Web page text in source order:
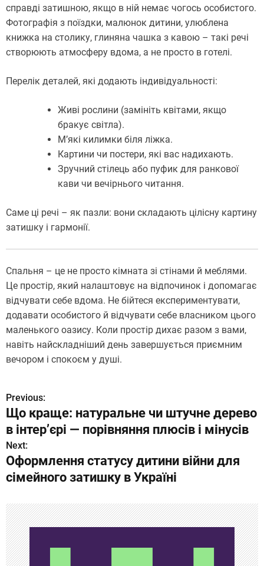
справді затишною, якщо в ній немає чогось особистого.
Фотографія з поїздки, малюнок дитини, улюблена
книжка на столику, глиняна чашка з кавою – такі речі
створюють атмосферу вдома, а не просто в готелі.
Перелік деталей, які додають індивідуальності:
Живі рослини (замініть квітами, якщо
бракує світла).
М’які килимки біля ліжка.
Картини чи постери, які вас надихають.
Зручний стілець або пуфик для ранкової
кави чи вечірнього читання.
Саме ці речі – як пазли: вони складають цілісну картину
затишку і гармонії.
Спальня – це не просто кімната зі стінами й меблями.
Це простір, який налаштовує на відпочинок і допомагає
відчувати себе вдома. Не бійтеся експериментувати,
додавати особистого й відчувати себе власником цього
маленького оазису. Коли простір дихає разом з вами,
навіть найскладніший день завершується приємним
вечором і спокоєм у душі.
Н
а
в
и
а
ц
и
Previous:
Що краще: натуральне чи штучне дерево
в інтер’єрі — порівняння плюсів і мінусів
Next:
Оформлення статусу дитини війни для
сімейного затишку в Україні